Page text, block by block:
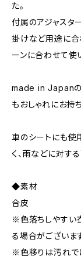
た。
付属のアジャスタ
掛けなど用途に合
ーンに合わせて使
made in Japanの
もおしゃれにお持
車のシートにも使
く、雨などに対す
◆素材
合皮
※色落ちしやすい
る場合がございま
※色移りは汚れで